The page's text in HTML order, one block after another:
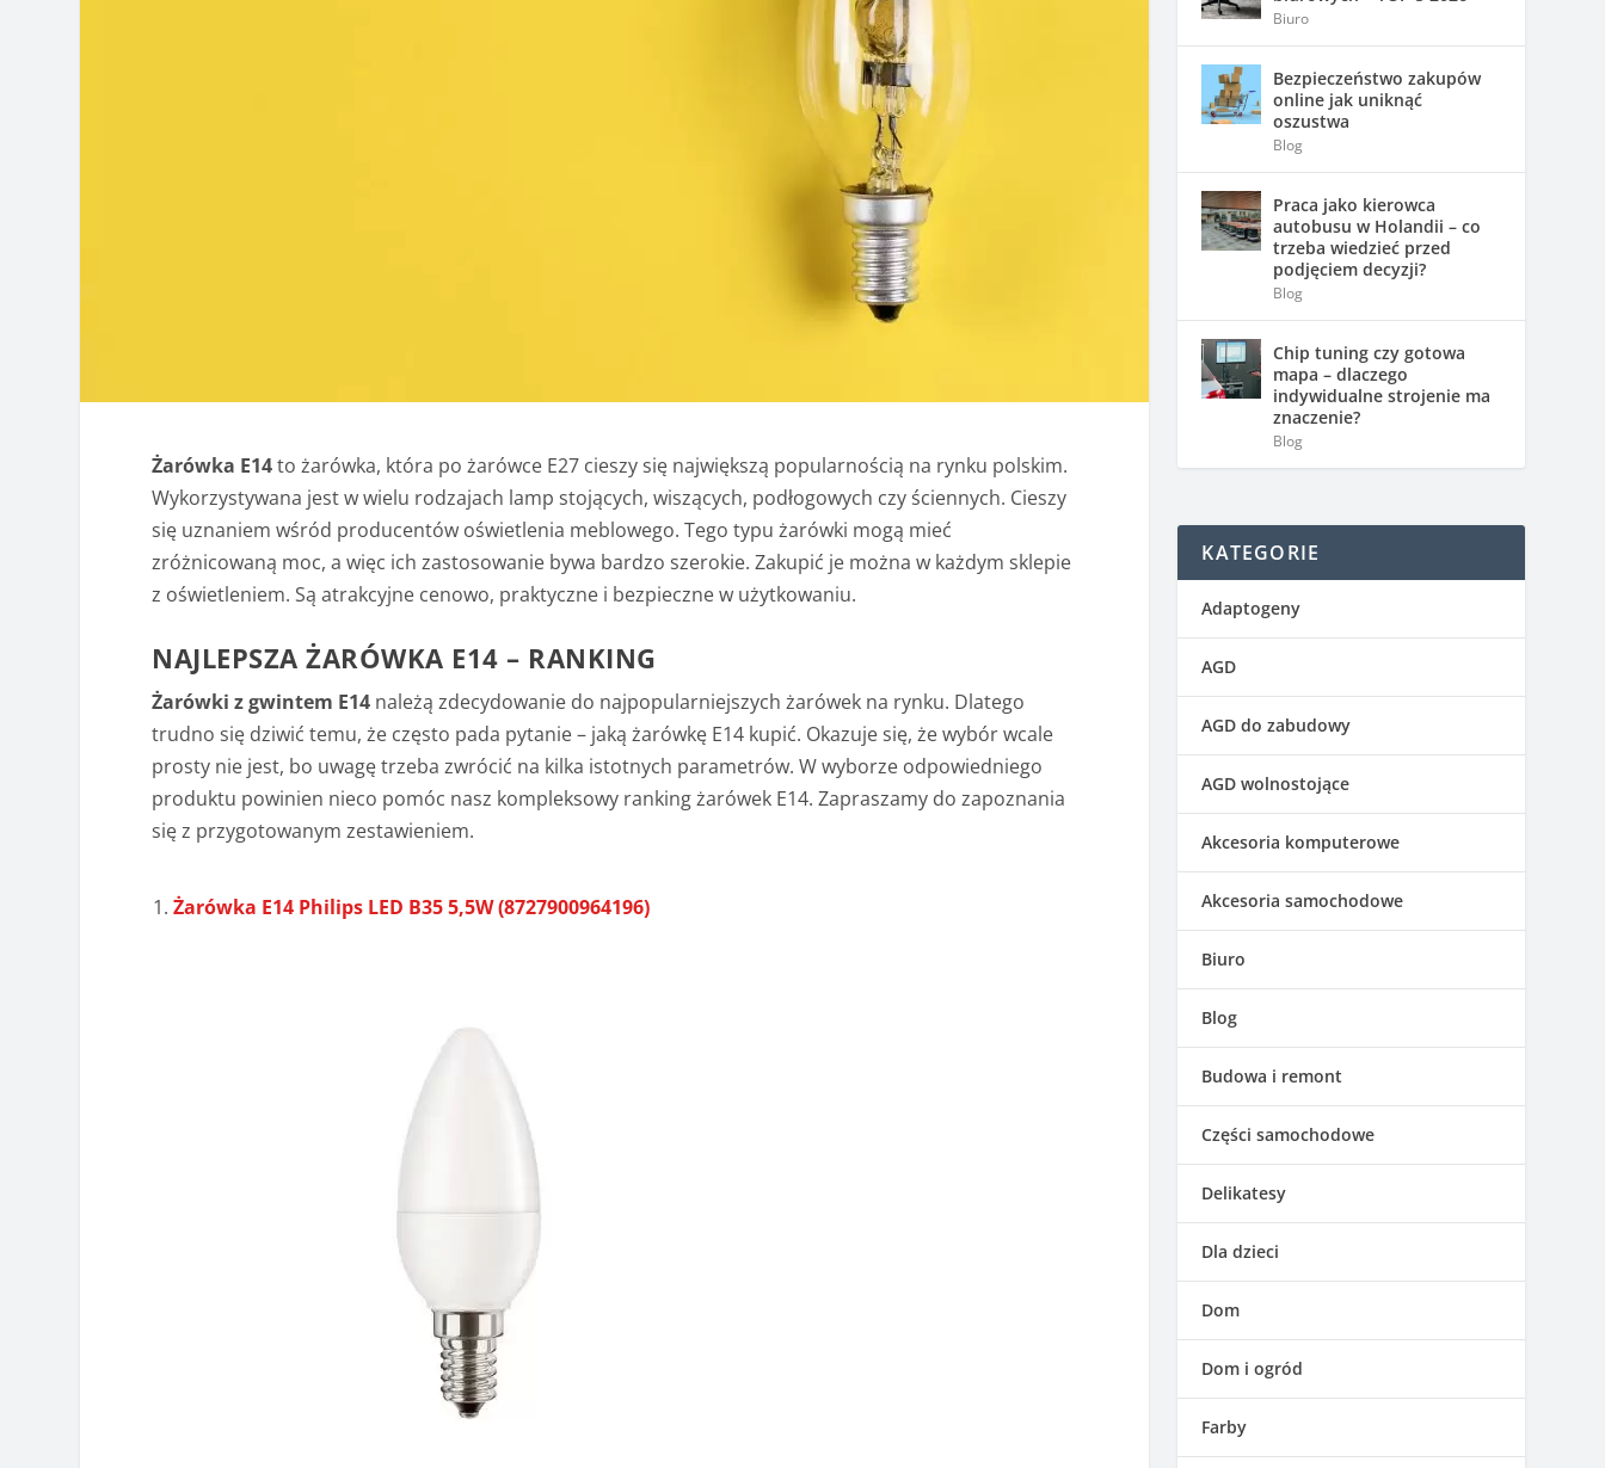
Żarówka E14to żarówka, która po żarówce E27 cieszy się największą popularnością na rynku polskim.
Wykorzystywana jest w wielu rodzajach lamp stojących, wiszących, podłogowych czy ściennych. Cieszy
się uznaniem wśród producentów oświetlenia meblowego. Tego typu żarówki mogą mieć
zróżnicowaną moc, a więc ich zastosowanie bywa bardzo szerokie. Zakupić je można w każdym sklepie
z oświetleniem. Są atrakcyjne cenowo, praktyczne i bezpieczne w użytkowaniu.
NAJLEPSZA ŻARÓWKA E14 – RANKING
Żarówki z gwintem E14 należą zdecydowanie do najpopularniejszych żarówek na rynku. Dlatego
trudno się dziwić temu, że często pada pytanie – jaką żarówkę E14 kupić. Okazuje się, że wybór wcale
prosty nie jest, bo uwagę trzeba zwrócić na kilka istotnych parametrów. W wyborze odpowiedniego
produktu powinien nieco pomóc nasz kompleksowy ranking żarówek E14. Zapraszamy do zapoznania
się z przygotowanym zestawieniem.
Żarówka E14 Philips LED B35 5,5W (8727900964196)
Biuro
Bezpieczeństwo zakupów
online jak uniknąć
oszustwa
Blog
Praca jako kierowca
autobusu w Holandii – co
trzeba wiedzieć przed
podjęciem decyzji?
Blog
Chip tuning czy gotowa
mapa – dlaczego
indywidualne strojenie ma
znaczenie?
Blog
KATEGORIE
Adaptogeny
AGD
AGD do zabudowy
AGD wolnostojące
Akcesoria komputerowe
Akcesoria samochodowe
Biuro
Blog
Budowa i remont
Części samochodowe
Delikatesy
Dla dzieci
Dom
Dom i ogród
Farby